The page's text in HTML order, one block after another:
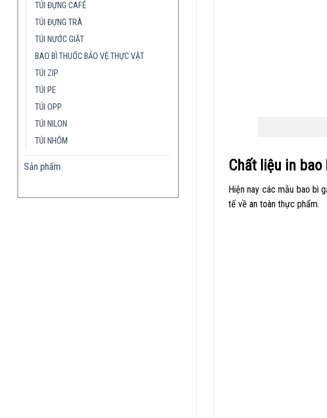
TÚI ĐỰNG CAFÉ
TÚI ĐỰNG TRÀ
TÚI NƯỚC GIẶT
BAO BÌ THUỐC BẢO VỆ THỰC VẬT
TÚI ZIP
TÚI PE
TÚI OPP
TÚI NILON
TÚI NHÔM
Sản phẩm Chất liệu in
Hiện nay các mẫu bao bì
tế về an toàn thực phẩm.